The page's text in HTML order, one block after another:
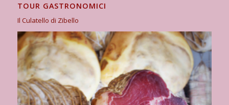
TOUR GASTRONOMICI
Il Culatello di Zibello